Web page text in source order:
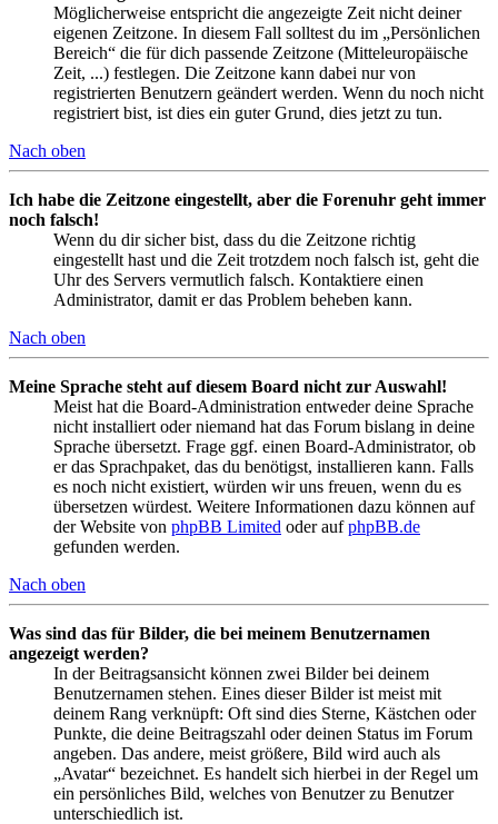
Möglicherweise entspricht die angezeigte Zeit nicht deiner
eigenen Zeitzone. In diesem Fall solltest du im „Persönlichen
Bereich“ die für dich passende Zeitzone (Mitteleuropäische
Zeit, ...) festlegen. Die Zeitzone kann dabei nur von
registrierten Benutzern geändert werden. Wenn du noch nicht
registriert bist, ist dies ein guter Grund, dies jetzt zu tun.
Nach oben
Ich habe die Zeitzone eingestellt, aber die Forenuhr geht immer
noch falsch!
Wenn du dir sicher bist, dass du die Zeitzone richtig
eingestellt hast und die Zeit trotzdem noch falsch ist, geht die
Uhr des Servers vermutlich falsch. Kontaktiere einen
Administrator, damit er das Problem beheben kann.
Nach oben
Meine Sprache steht auf diesem Board nicht zur Auswahl!
Meist hat die Board-Administration entweder deine Sprache
nicht installiert oder niemand hat das Forum bislang in deine
Sprache übersetzt. Frage ggf. einen Board-Administrator, ob
er das Sprachpaket, das du benötigst, installieren kann. Falls
es noch nicht existiert, würden wir uns freuen, wenn du es
übersetzen würdest. Weitere Informationen dazu können auf
der Website von phpBB Limited oder aufphpBB.de
gefunden werden.
Nach oben
Was sind das für Bilder, die bei meinem Benutzernamen
angezeigt werden?
In der Beitragsansicht können zwei Bilder bei deinem
Benutzernamen stehen. Eines dieser Bilder ist meist mit
deinem Rang verknüpft: Oft sind dies Sterne, Kästchen oder
Punkte, die deine Beitragszahl oder deinen Status im Forum
angeben. Das andere, meist größere, Bild wird auch als
„Avatar“ bezeichnet. Es handelt sich hierbei in der Regel um
ein persönliches Bild, welches von Benutzer zu Benutzer
unterschiedlich ist.